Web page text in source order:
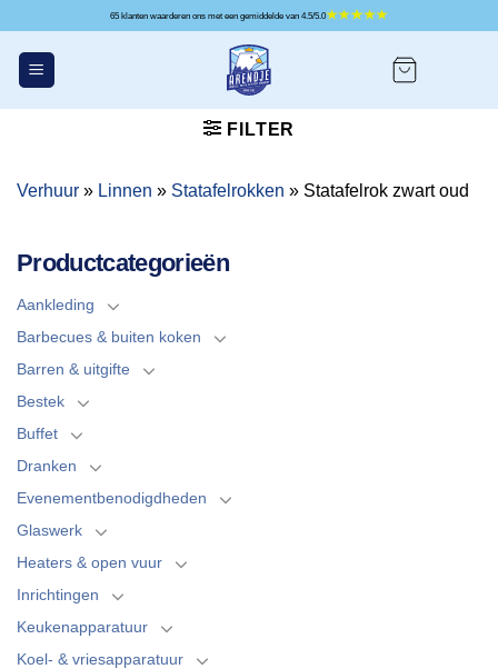
inhoud
65 klanten waarderen ons met een gemiddelde van 4.5/5.0
FILTER
Verhuur » Linnen » Statafelrokken » Statafelrok zwart oud
Productcategorieën
Aankleding
Barbecues & buiten koken
Barren & uitgifte
Bestek
Buffet
Dranken
Evenementbenodigdheden
Glaswerk
Heaters & open vuur
Inrichtingen
Keukenapparatuur
Koel- & vriesapparatuur